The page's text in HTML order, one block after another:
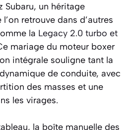
Subaru, un héritage
retrouve dans d’autres
la Legacy 2.0 turbo et
mariage du moteur boxer
intégrale souligne tant la
de conduite, avec
des masses et une
les virages.
la boîte manuelle des